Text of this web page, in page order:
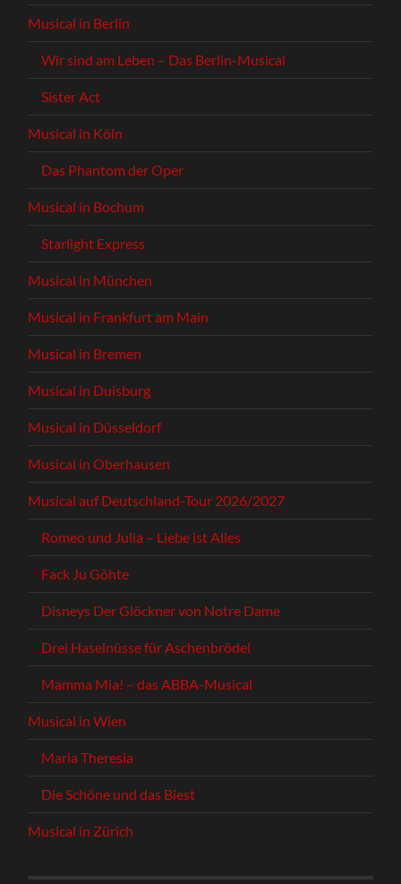
Musical in Berlin
Wir sind am Leben – Das Berlin-Musical
Sister Act
Musical in Köln
Das Phantom der Oper
Musical in Bochum
Starlight Express
Musical in München
Musical in Frankfurt am Main
Musical in Bremen
Musical in Duisburg
Musical in Düsseldorf
Musical in Oberhausen
Musical auf Deutschland-Tour 2026/2027
Romeo und Julia – Liebe ist Alles
Fack Ju Göhte
Disneys Der Glöckner von Notre Dame
Drei Haselnüsse für Aschenbrödel
Mamma Mia! – das ABBA-Musical
Musical in Wien
Maria Theresia
Die Schöne und das Biest
Musical in Zürich